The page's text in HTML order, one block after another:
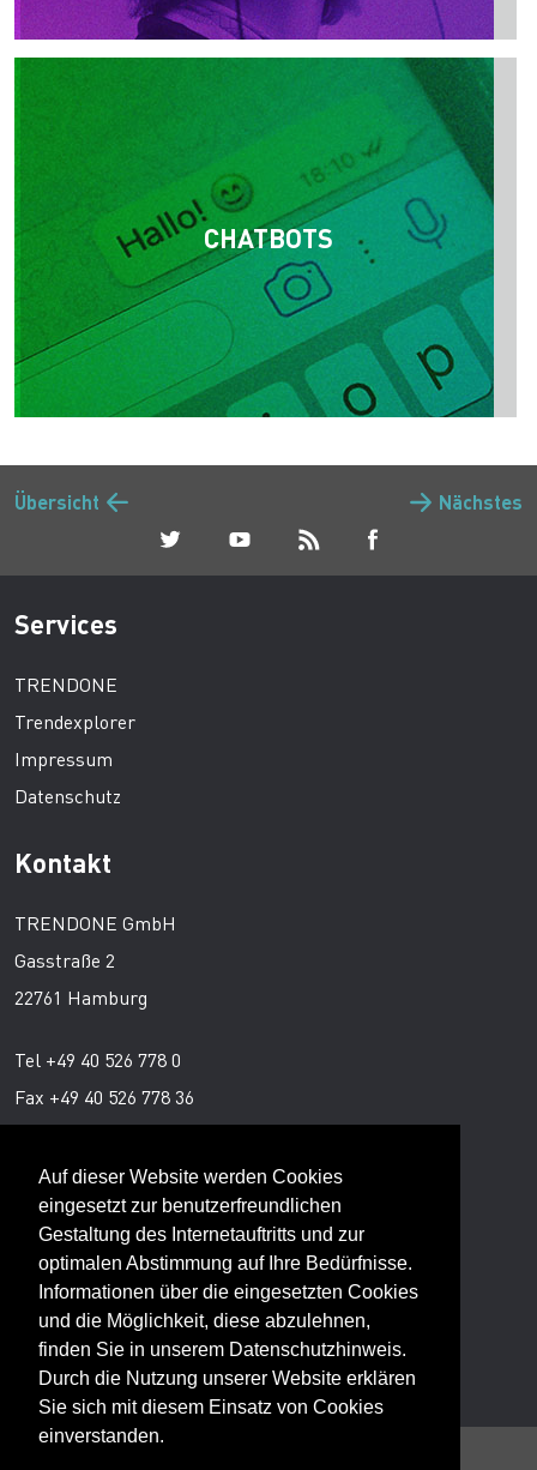
Auf dieser Website werden Cookies
eingesetzt zur benutzerfreundlichen
Gestaltung des Internetauftritts und zur
optimalen Abstimmung auf Ihre Bedürfnisse.
Informationen über die eingesetzten Cookies
und die Möglichkeit, diese abzulehnen,
finden Sie in unserem Datenschutzhinweis.
Durch die Nutzung unserer Website erklären
Sie sich mit diesem Einsatz von Cookies
einverstanden.
CHATBOTS
Übersicht Nächstes
Services
TRENDONE
Trendexplorer
Impressum
Datenschutz
Kontakt
TRENDONE GmbH
Gasstraße 2
22761 Hamburg
Tel +49 40 526 778 0
Fax +49 40 526 778 36
Ansprechpartner
Peter von Aspern
Director Trend Services